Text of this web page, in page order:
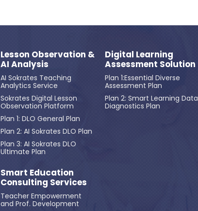
Lesson Observation &
AI Analysis
AI Sokrates Teaching
Analytics Service
Sokrates Digital Lesson
Observation Platform
Plan 1: DLO General Plan
Plan 2: AI Sokrates DLO Plan
Plan 3: AI Sokrates DLO
Ultimate Plan
Smart Education
Consulting Services
Teacher Empowerment
and Prof. Development
Digital Learning
Assessment Solution
Plan 1:Essential Diverse
Assessment Plan
Plan 2: Smart Learning Data
Diagnostics Plan